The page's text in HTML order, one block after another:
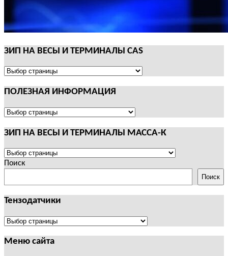
ЗИП НА ВЕСЫ И ТЕРМИНАЛЫ CAS
ЗИП
ВЕСЫ
ТЕРМИНАЛЫ
ПОЛЕЗНАЯ ИНФОРМАЦИЯ
ПОЛЕЗНАЯ
ЗИП НА ВЕСЫ И ТЕРМИНАЛЫ МАССА-К
ЗИП
НА
И
ТЕРМИНАЛЫ
МАССА-
Поиск
Поиск
Тензодатчики
Тензодатчики
Меню сайта